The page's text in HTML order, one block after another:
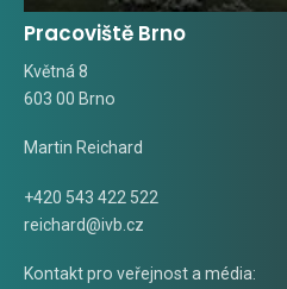
Pracoviště Brno
Květná 8
603 00 Brno
Martin Reichard
+420 543 422 522
reichard@ivb.cz
Kontakt pro veřejnost a média: